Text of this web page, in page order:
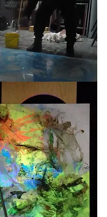
Friche Lamartine, Lyon